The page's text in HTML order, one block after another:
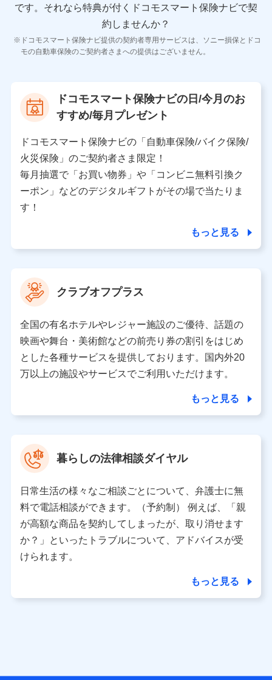
齢などの情報などが含まれます。
【共同して利用する者の範囲】
当社
当社又は株式会社NTTドコモが提供する保険関連サービ
スにおけるユーザ登録受付および管理のため
を受けている保険会社・提携会社の保険その他に関する
情報を提供するため、また維持管理等の委託業務遂行の
ため、またそれらに付帯、関連する当社、株式会社NTT
ドコモおよび提携会社のサービスを案内、提供するため
（各サービスで取得したサービス利用履歴、ウェブサイ
トの閲覧履歴、購買履歴、ご契約内容等のパーソナルデ
ータを分析して、お客さまの趣味・嗜好・傾向に応じた
上記に係る案内・手続き・管理等付帯業務を行うため
【当該個人データの管理について責任を有する者の名称・住
所・代表者名】
当該個人データを取り扱う各共同利用者（詳細は次のとお
り）
東京都千代田区永田町2丁目11番1号 山王パークタワー
株式会社NTTドコモ 代表取締役社長 前田 義晃
東京都中央区日本橋人形町2-14-10 アーバンネット日本橋
ビル 3F
※ 当社および株式会社NTTドコモは、お客さまの情報を利
データ憲章」に定める行動原則を順守します 。
※ パーソナルデータダッシュボードの「第三者提供の管
理」の設定状態にかかわらず、共同利用する場合がありま
※ dポイントクラブ会員ではないお客さま（2019年12月11
日以降、一度もdポイントクラブ会員であったことがないお
個人データは、こちら の利用目的の範囲内に限って共同利
用します。
です。 それなら特典が付くドコモスマート保険ナビで契
約しませんか？
ドコモスマート保険ナビ提供の契約者専用サービスは、ソニー損保とドコ
モの自動車保険のご契約者さまへの提供はございません。
ドコモスマート保険ナビの日/今月のお
すすめ/毎月プレゼント
ドコモスマート保険ナビの「自動車保険/バイク保険/
火災保険」のご契約者さま限定！
毎月抽選で「お買い物券」や「コンビニ無料引換ク
ーポン」などのデジタルギフトがその場で当たりま
す！
もっと見る
クラブオフプラス
全国の有名ホテルやレジャー施設のご優待、話題の
映画や舞台・美術館などの前売り券の割引をはじめ
とした各種サービスを提供しております。国内外20
万以上の施設やサービスでご利用いただけます。
もっと見る
暮らしの法律相談ダイヤル
日常生活の様々なご相談ごとについて、弁護士に無
料で電話相談ができます。（予約制） 例えば、「親
が高額な商品を契約してしまったが、取り消せます
か？」といったトラブルについて、アドバイスが受
けられます。
もっと見る